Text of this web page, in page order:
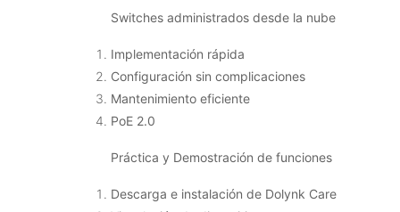
Switches administrados desde la nube
Implementación rápida
Configuración sin complicaciones
Mantenimiento eficiente
PoE 2.0
Práctica y Demostración de funciones
Descarga e instalación de Dolynk Care